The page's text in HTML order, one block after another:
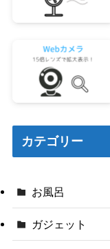
カテゴリー
お風呂
ガジェット